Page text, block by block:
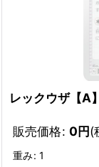
レックウザ【A
販売価格: 0円(
重み: 1